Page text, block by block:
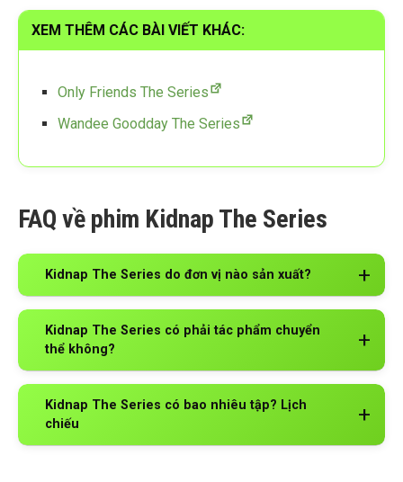
XEM THÊM CÁC BÀI VIẾT KHÁC:
Only Friends The Series
Wandee Goodday The Series
FAQ về phim Kidnap The Series
Kidnap The Series do đơn vị nào sản xuất?
Kidnap The Series có phải tác phẩm chuyển
thể không?
Kidnap The Series có bao nhiêu tập? Lịch
chiếu